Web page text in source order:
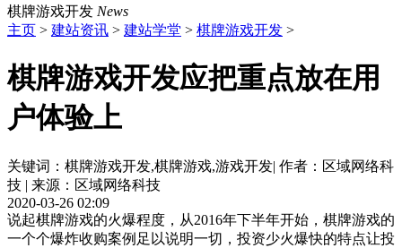
棋牌游戏开发 News
主页 > 建站资讯 > 建站学堂 > 棋牌游戏开发 >
棋牌游戏开发应把重点放在用
户体验上
关键词：棋牌游戏开发,棋牌游戏,游戏开发| 作者：区域网络科
技 | 来源：区域网络科技
2020-03-26 02:09
说起棋牌游戏的火爆程度，从2016年下半年开始，棋牌游戏的
一个个爆炸收购案例足以说明一切，投资少火爆快的特点让投